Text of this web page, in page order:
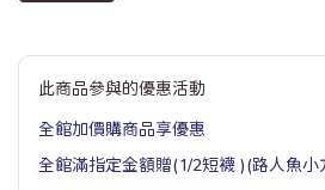
此商品參與的優惠活動
全館加價購商品享優惠
全館滿指定金額贈(1/2短襪 )(路人魚小